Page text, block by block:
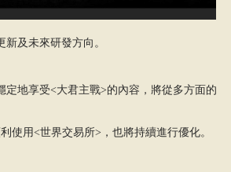
及未來研發方向。
定地享受<大君主戰>的內容，將從多方面的
使用<世界交易所>，也將持續進行優化。